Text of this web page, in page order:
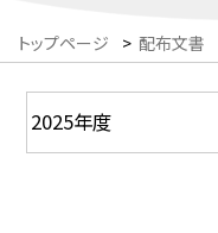
トップページ > 配布文書